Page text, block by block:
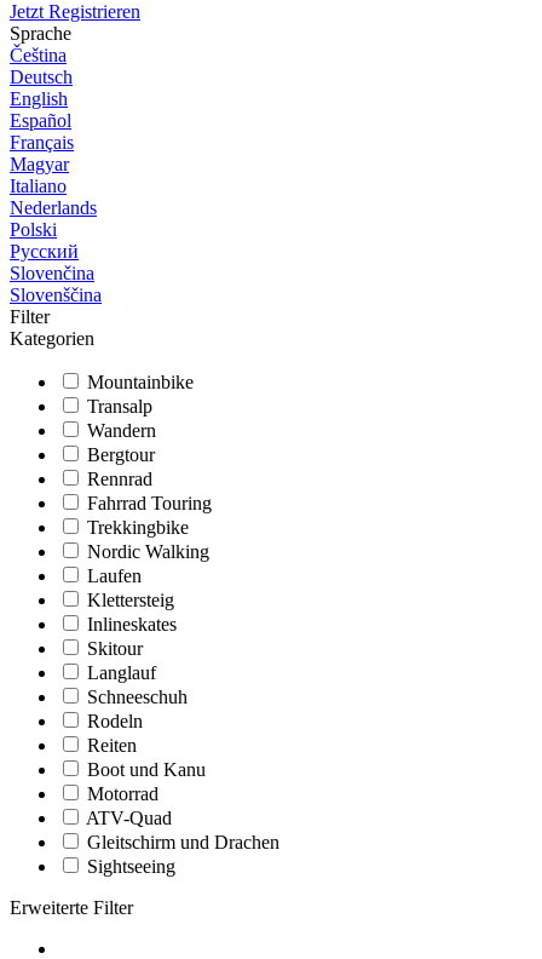
Jetzt Registrieren
Sprache
Čeština
Deutsch
English
Español
Français
Magyar
Italiano
Nederlands
Polski
Русский
Slovenčina
Slovenščina
Filter
Kategorien
Mountainbike
Transalp
Wandern
Bergtour
Rennrad
Fahrrad Touring
Trekkingbike
Nordic Walking
Laufen
Klettersteig
Inlineskates
Skitour
Langlauf
Schneeschuh
Rodeln
Reiten
Boot und Kanu
Motorrad
ATV-Quad
Gleitschirm und Drachen
Sightseeing
Erweiterte Filter